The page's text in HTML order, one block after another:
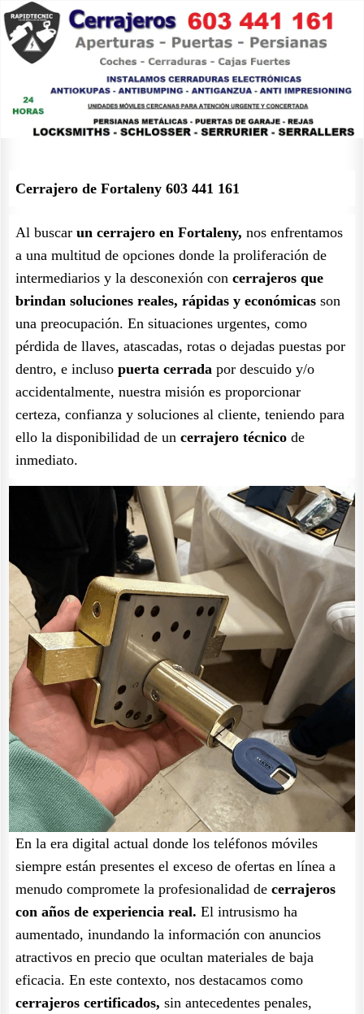
Cerrajero de Fortaleny 603 441 161
Al buscar un cerrajero en Fortaleny, nos enfrentamos
a una multitud de opciones donde la proliferación de
intermediarios y la desconexión con cerrajeros que
brindan soluciones reales, rápidas y económicas son
una preocupación. En situaciones urgentes, como
pérdida de llaves, atascadas, rotas o dejadas puestas por
dentro, e incluso puerta cerrada por descuido y/o
accidentalmente, nuestra misión es proporcionar
certeza, confianza y soluciones al cliente, teniendo para
ello la disponibilidad de un cerrajero técnico de
inmediato.
En la era digital actual donde los teléfonos móviles
siempre están presentes el exceso de ofertas en línea a
menudo compromete la profesionalidad de cerrajeros
con años de experiencia real. El intrusismo ha
aumentado, inundando la información con anuncios
atractivos en precio que ocultan materiales de baja
eficacia. En este contexto, nos destacamos como
cerrajeros certificados, sin antecedentes penales,